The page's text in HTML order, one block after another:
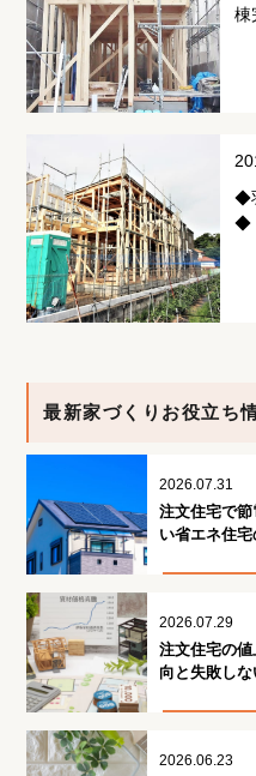
◆
◆
最新家づくりお役立ち
2026.07.31
注文住宅で
い省エネ住
2026.07.29
注文住宅の
向と失敗しな
2026.06.23